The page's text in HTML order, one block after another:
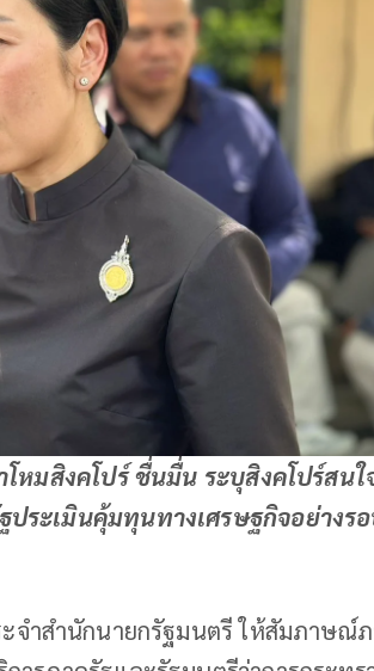
หมสิงคโปร์ ชื่นมื่น ระบุสิงคโปร์สนใ
ประเมินคุ้มทุนทางเศรษฐกิจอย่างร
จำสำนักนายกรัฐมนตรี ให้สัมภาษณ์